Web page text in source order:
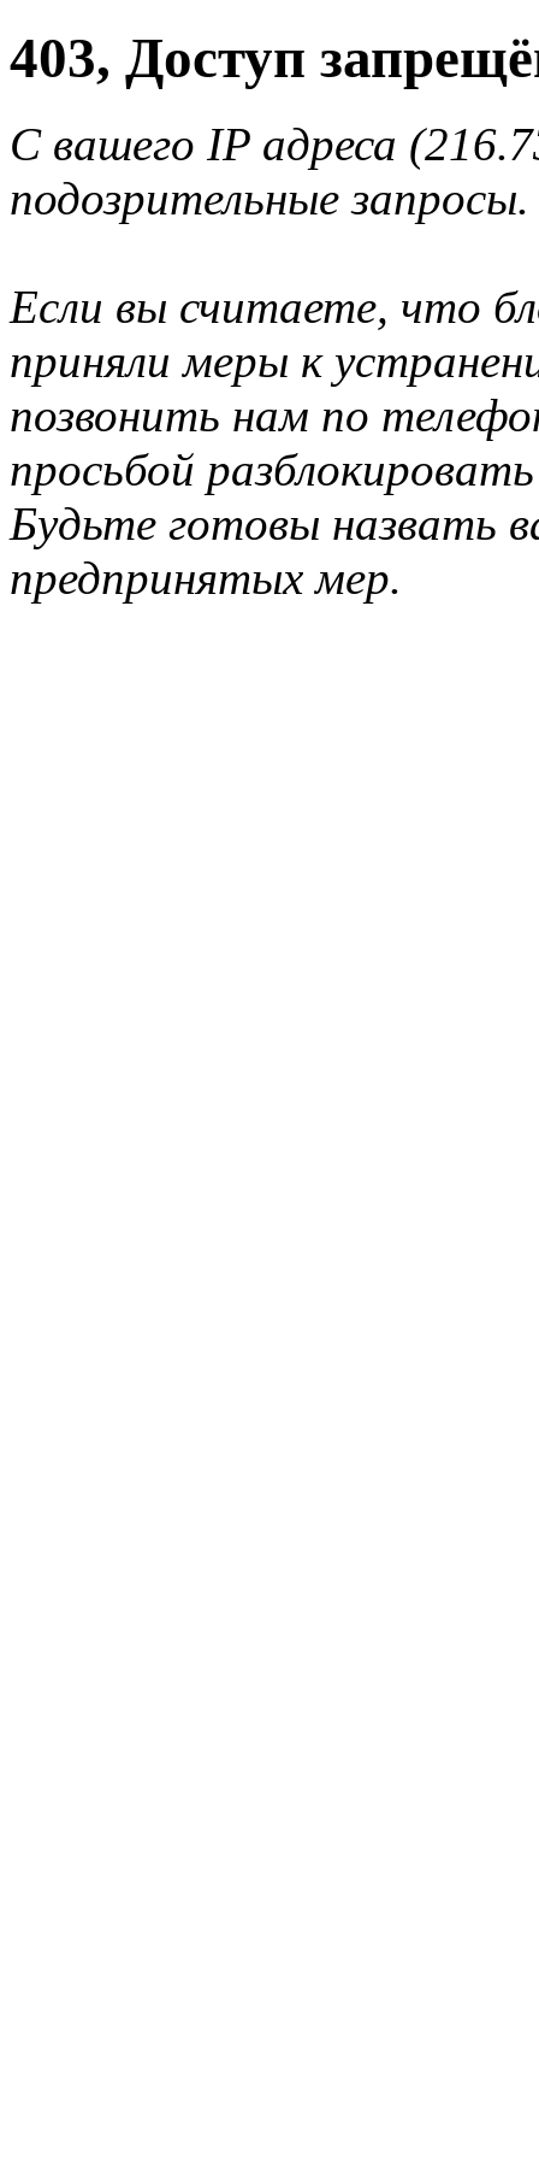
403, Доступ
С вашего IP адреса
подозрительные запросы.
Если вы считаете, что
приняли меры к
позвонить нам по
просьбой
Будьте готовы назвать
предпринятых мер.